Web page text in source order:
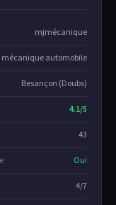
mjmécanique
mécanique automobile
Besançon (Doubs)
4.1/5
43
Oui
4/7